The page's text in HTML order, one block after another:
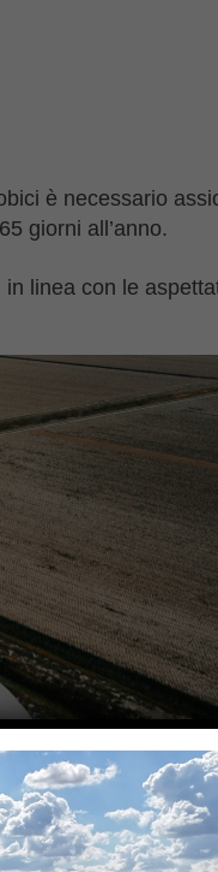
è necessario
giorni all’anno.
linea con le